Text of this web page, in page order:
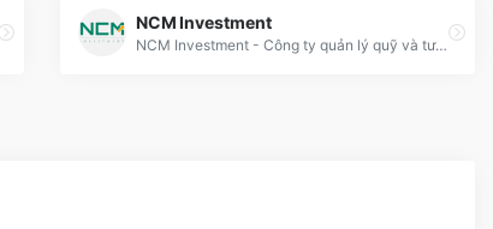
NCM Investment
NCM Investment - Công ty quản lý quỹ và tư vấn đầu tư chuyên nghiệp, cung cấp các giải pháp tài chính toàn diện.